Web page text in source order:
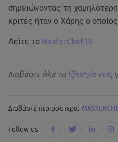
σημειώνοντας τη
κριτές ήταν ο Χάρης ο
Δείτε το MasterChef 10
Διαβάστε όλα τα lifestyle νεα,
Διαβάστε περισσότερα:
Follow us: